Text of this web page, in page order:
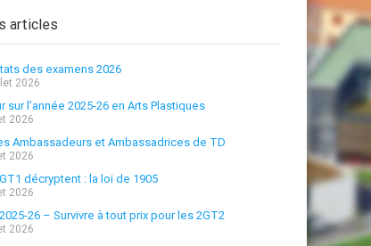
articles
des examens 2026
2026
sur l’année 2025-26 en Arts Plastiques
2026
Ambassadeurs et Ambassadrices de TD
2026
décryptent : la loi de 1905
2026
26 – Survivre à tout prix pour les 2GT2
2026